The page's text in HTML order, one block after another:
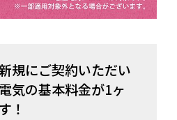
規にご契約いただい
気の基本料金が1ヶ
！